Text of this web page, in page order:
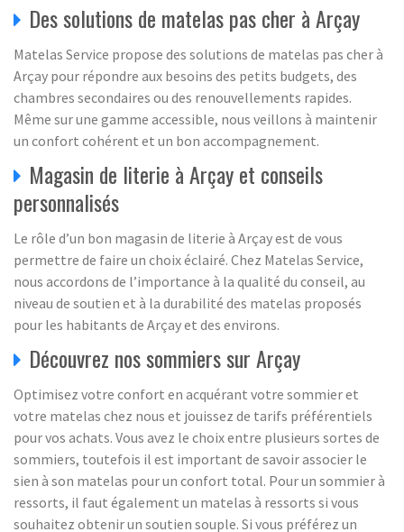
Des solutions de matelas pas cher à Arçay
Matelas Service propose des solutions de matelas pas cher à
Arçay pour répondre aux besoins des petits budgets, des
chambres secondaires ou des renouvellements rapides.
Même sur une gamme accessible, nous veillons à maintenir
un confort cohérent et un bon accompagnement.
Magasin de literie à Arçay et conseils
personnalisés
Le rôle d’un bon magasin de literie à Arçay est de vous
permettre de faire un choix éclairé. Chez Matelas Service,
nous accordons de l’importance à la qualité du conseil, au
niveau de soutien et à la durabilité des matelas proposés
pour les habitants de Arçay et des environs.
Découvrez nos sommiers sur Arçay
Optimisez votre confort en acquérant votre sommier et
votre matelas chez nous et jouissez de tarifs préférentiels
pour vos achats. Vous avez le choix entre plusieurs sortes de
sommiers, toutefois il est important de savoir associer le
sien à son matelas pour un confort total. Pour un sommier à
ressorts, il faut également un matelas à ressorts si vous
souhaitez obtenir un soutien souple. Si vous préférez un